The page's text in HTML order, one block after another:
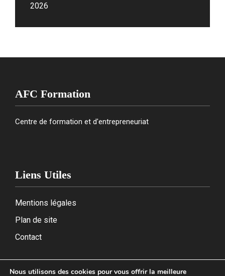
2026
AFC Formation
Centre de formation et d'entrepreneuriat
Liens Utiles
Mentions légales
Plan de site
Contact
Nous utilisons des cookies pour vous offrir la meilleure